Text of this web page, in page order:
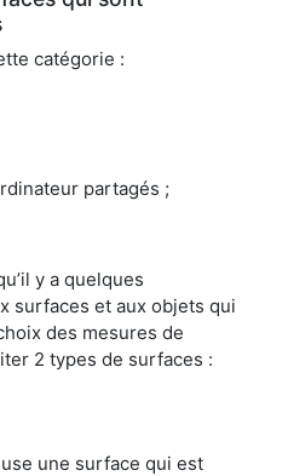
catégorie :
partagés ;
y a quelques
surfaces et aux objets qui
des mesures de
2 types de surfaces :
une surface qui est